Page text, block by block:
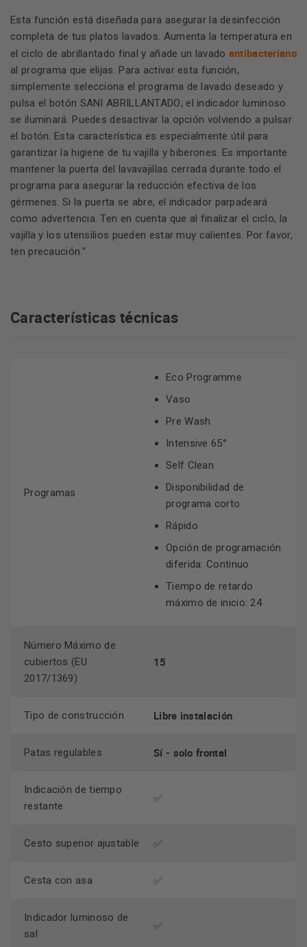
Esta función está diseñada para asegurar la desinfección
completa de tus platos lavados. Aumenta la temperatura en
el ciclo de abrillantado final y añade un lavado antibacteriano
al programa que elijas. Para activar esta función,
simplemente selecciona el programa de lavado deseado y
pulsa el botón SANI ABRILLANTADO; el indicador luminoso
se iluminará. Puedes desactivar la opción volviendo a pulsar
el botón. Esta característica es especialmente útil para
garantizar la higiene de tu vajilla y biberones. Es importante
mantener la puerta del lavavajillas cerrada durante todo el
programa para asegurar la reducción efectiva de los
gérmenes. Si la puerta se abre, el indicador parpadeará
como advertencia. Ten en cuenta que al finalizar el ciclo, la
vajilla y los utensilios pueden estar muy calientes. Por favor,
ten precaución."
Características técnicas
Programas
Eco Programme
Vaso
Pre Wash
Intensive 65°
Self Clean
Disponibilidad de
programa corto
Rápido
Opción de programación
diferida: Continuo
Tiempo de retardo
máximo de inicio: 24
Número Máximo de
cubiertos (EU
2017/1369)
15
Tipo de construcción Libre instalación
Patas regulables Sí - solo frontal
Indicación de tiempo
restante
✅
Cesto superior ajustable ✅
Cesta con asa ✅
Indicador luminoso de
sal
✅